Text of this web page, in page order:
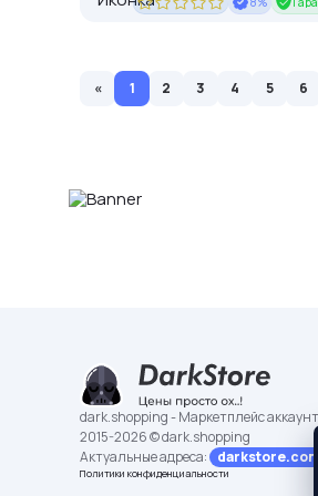
« 1 2 3 4 5 6
dark.shopping - Маркетплейс
2015-2026 © dark.shopping
Актуальные адреса:
Политики конфиденциальности